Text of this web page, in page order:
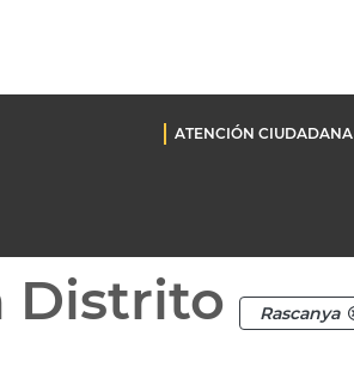
ATENCIÓN CIUDADANA
Distrito Rascanya